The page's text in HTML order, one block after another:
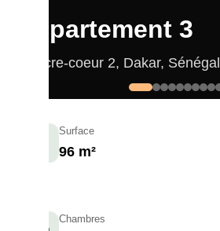
Appartement 3
Sacre-coeur 2, Dakar, Sénégal
Surface
96 m²
Chambres